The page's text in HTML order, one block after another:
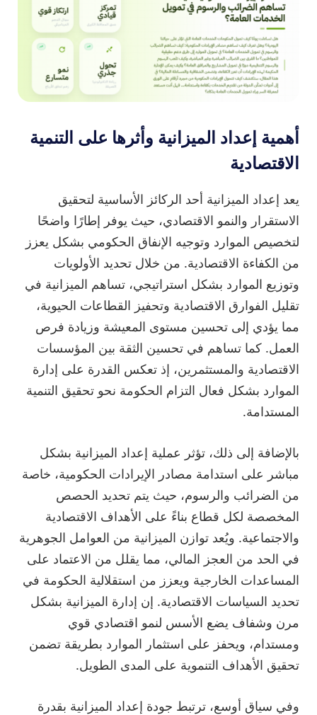
أهمية إعداد الميزانية وأثرها على التنمية
الاقتصادية
يعد إعداد الميزانية أحد الركائز الأساسية لتحقيق
الاستقرار والنمو الاقتصادي، حيث يوفر إطارًا واضحًا
لتخصيص الموارد وتوجيه الإنفاق الحكومي بشكل يعزز
من الكفاءة الاقتصادية. من خلال تحديد الأولويات
وتوزيع الموارد بشكل استراتيجي، تساهم الميزانية في
تقليل الفوارق الاقتصادية وتحفيز القطاعات الحيوية،
مما يؤدي إلى تحسين مستوى المعيشة وزيادة فرص
العمل. كما تساهم في تحسين الثقة بين المؤسسات
الاقتصادية والمستثمرين، إذ تعكس القدرة على إدارة
الموارد بشكل فعال التزام الحكومة نحو تحقيق التنمية
المستدامة.
بالإضافة إلى ذلك، تؤثر عملية إعداد الميزانية بشكل
مباشر على استدامة مصادر الإيرادات الحكومية، خاصة
من الضرائب والرسوم، حيث يتم تحديد الحصص
المخصصة لكل قطاع بناءً على الأهداف الاقتصادية
والاجتماعية. ويُعد توازن الميزانية من العوامل الجوهرية
في الحد من العجز المالي، مما يقلل من الاعتماد على
المساعدات الخارجية ويعزز من استقلالية الحكومة في
تحديد السياسات الاقتصادية. إن إدارة الميزانية بشكل
مرن وشفاف يضع الأسس لنمو اقتصادي قوي
ومستدام، ويحفز على استثمار الموارد بطريقة تضمن
تحقيق الأهداف التنموية على المدى الطويل.
وفي سياق أوسع، ترتبط جودة إعداد الميزانية بقدرة